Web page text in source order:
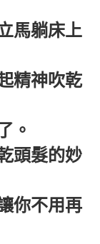
馬躺床上
精神吹乾
。
頭髮的妙
你不用再